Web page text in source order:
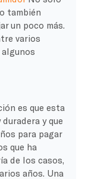
también
un poco más.
varios
es que esta
y que
para pagar
que ha
de los casos,
años. Una